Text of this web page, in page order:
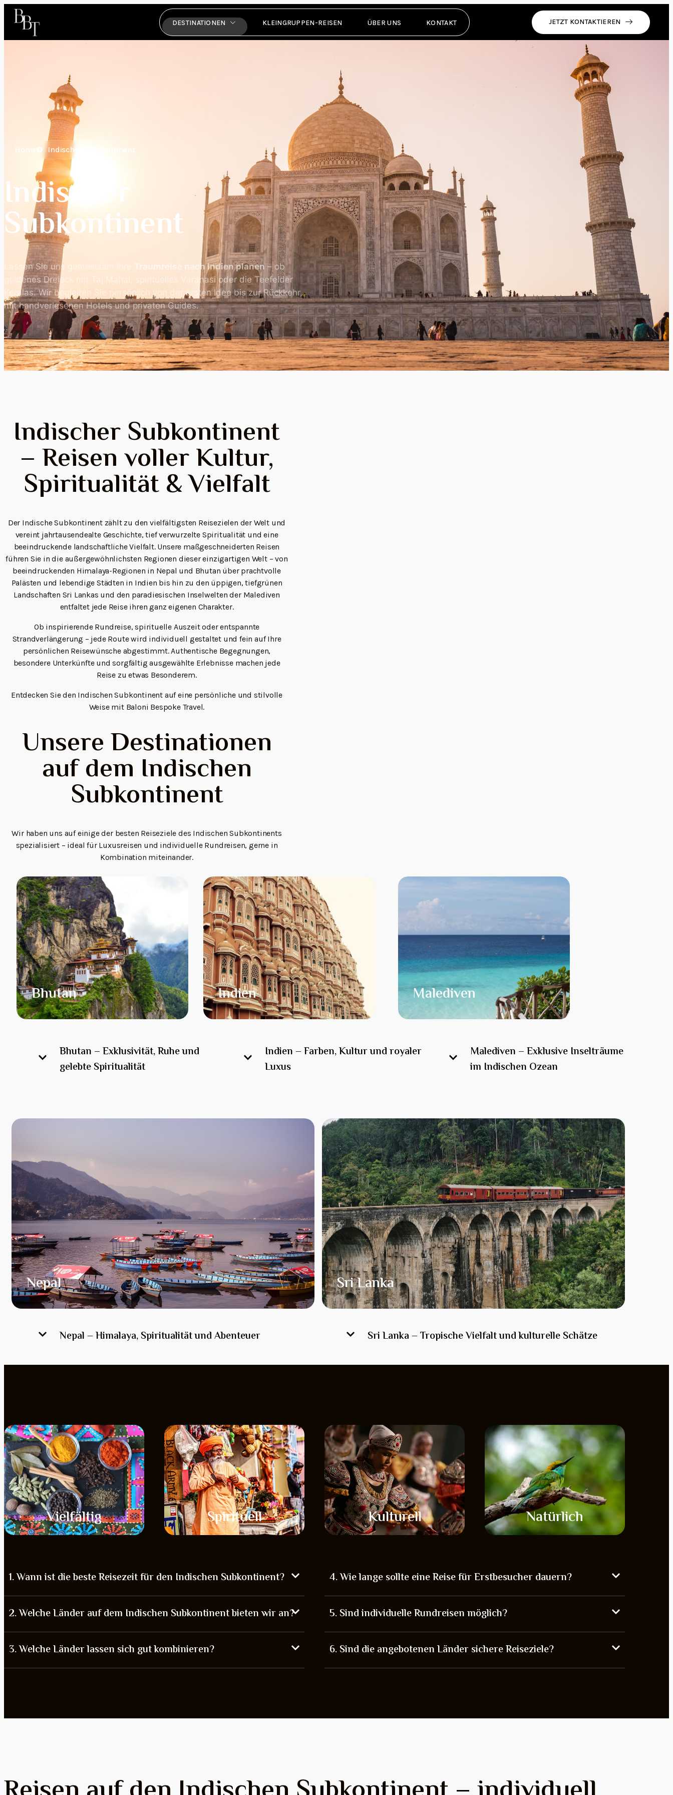
DESTINATIONEN KLEINGRUPPEN-REISEN ÜBER UNS KONTAKT JETZT KONTAKTIEREN
Home Indischer Subkontinent
Indischer
Subkontinent
Lassen Sie uns gemeinsam Ihre Traumreise nach Indien planen – ob
goldenes Dreieck mit Taj Mahal, spirituelles Varanasi oder die Teefelder
Keralas. Wir begleiten Sie persönlich von der ersten Idee bis zur Rückkehr,
mit handverlesenen Hotels und privaten Guides.
Indischer Subkontinent
– Reisen voller Kultur,
Spiritualität & Vielfalt
Der Indische Subkontinent zählt zu den vielfältigsten Reisezielen der Welt und
vereint jahrtausendealte Geschichte, tief verwurzelte Spiritualität und eine
beeindruckende landschaftliche Vielfalt. Unsere maßgeschneiderten Reisen
führen Sie in die außergewöhnlichsten Regionen dieser einzigartigen Welt – von
beeindruckenden Himalaya-Regionen in Nepal und Bhutan über prachtvolle
Palästen und lebendige Städten in Indien bis hin zu den üppigen, tiefgrünen
Landschaften Sri Lankas und den paradiesischen Inselwelten der Malediven
entfaltet jede Reise ihren ganz eigenen Charakter.
Ob inspirierende Rundreise, spirituelle Auszeit oder entspannte
Strandverlängerung – jede Route wird individuell gestaltet und fein auf Ihre
persönlichen Reisewünsche abgestimmt. Authentische Begegnungen,
besondere Unterkünfte und sorgfältig ausgewählte Erlebnisse machen jede
Reise zu etwas Besonderem.
Entdecken Sie den Indischen Subkontinent auf eine persönliche und stilvolle
Weise mit Baloni Bespoke Travel.
Unsere Destinationen
auf dem Indischen
Subkontinent
Wir haben uns auf einige der besten Reiseziele des Indischen Subkontinents
spezialisiert – ideal für Luxusreisen und individuelle Rundreisen, gerne in
Kombination miteinander.
Bhutan Indien Malediven
Bhutan – Exklusivität, Ruhe und
gelebte Spiritualität
Indien – Farben, Kultur und royaler
Luxus
Malediven – Exklusive Inselträume
im Indischen Ozean
Nepal Sri Lanka
Nepal – Himalaya, Spiritualität und Abenteuer Sri Lanka – Tropische Vielfalt und kulturelle Schätze
Vielfältig Spirituell Kulturell Natürlich
1. Wann ist die beste Reisezeit für den Indischen Subkontinent?
2. Welche Länder auf dem Indischen Subkontinent bieten wir an?
3. Welche Länder lassen sich gut kombinieren?
4. Wie lange sollte eine Reise für Erstbesucher dauern?
5. Sind individuelle Rundreisen möglich?
6. Sind die angebotenen Länder sichere Reiseziele?